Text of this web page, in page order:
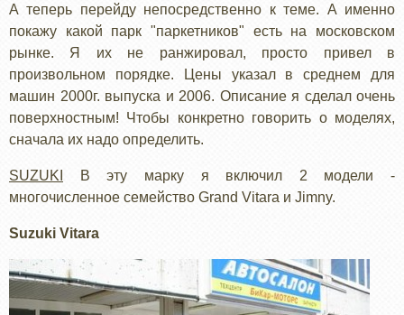
А теперь перейду непосредственно к теме. А именно
покажу какой парк "паркетников" есть на московском
рынке. Я их не ранжировал, просто привел в
произвольном порядке. Цены указал в среднем для
машин 2000г. выпуска и 2006. Описание я сделал очень
поверхностным! Чтобы конкретно говорить о моделях,
сначала их надо определить.
SUZUKI
В эту марку я включил 2 модели -
многочисленное семейство Grand Vitara и Jimny.
Suzuki Vitara